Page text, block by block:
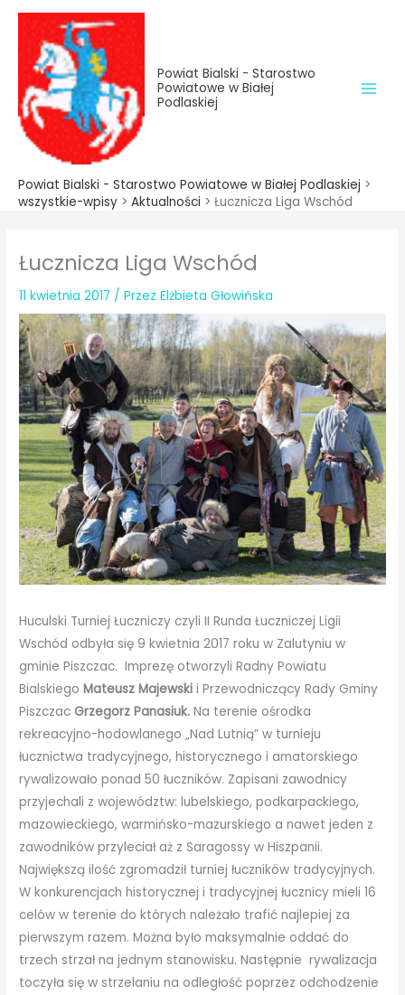
treści
Przejdź
treści
Powiat Bialski - Starostwo
Powiatowe w Białej
Podlaskiej
Powiat Bialski - Starostwo Powiatowe w Białej Podlaskiej >
wszystkie-wpisy > Aktualności > Łucznicza Liga Wschód
Łucznicza Liga Wschód
11 kwietnia 2017 / PrzezElżbieta Głowińska
Huculski Turniej Łuczniczy czyli II Runda Łuczniczej Ligii
Wschód odbyła się 9 kwietnia 2017 roku w Zalutyniu w
gminie Piszczac. Imprezę otworzyli Radny Powiatu
BialskiegoMateusz Majewski i Przewodniczący Rady Gminy
Piszczac Grzegorz Panasiuk. Na terenie ośrodka
rekreacyjno-hodowlanego „Nad Lutnią” w turnieju
łucznictwa tradycyjnego, historycznego i amatorskiego
rywalizowało ponad 50 łuczników. Zapisani zawodnicy
przyjechali z województw: lubelskiego, podkarpackiego,
mazowieckiego, warmińsko-mazurskiego a nawet jeden z
zawodników przyleciał aż z Saragossy w Hiszpanii.
Największą ilość zgromadził turniej łuczników tradycyjnych.
W konkurencjach historycznej i tradycyjnej łucznicy mieli 16
celów w terenie do których należało trafić najlepiej za
pierwszym razem. Można było maksymalnie oddać do
trzech strzał na jednym stanowisku. Następnie rywalizacja
toczyła się w strzelaniu na odległość poprzez odchodzenie